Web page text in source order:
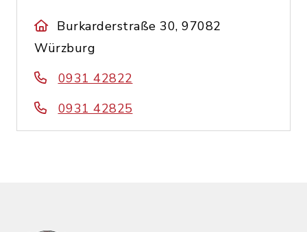
Burkarderstraße 30, 97082
Würzburg
0931 42822
0931 42825